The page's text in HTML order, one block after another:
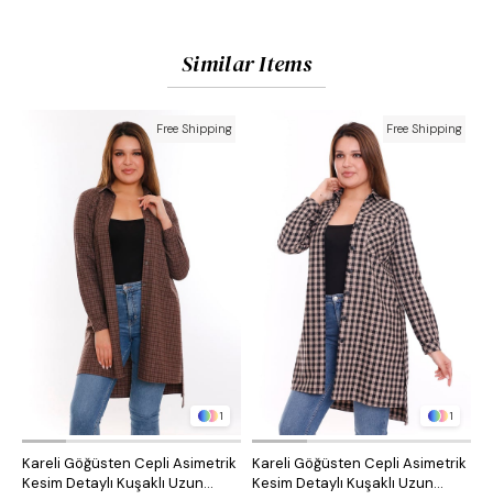
Similar Items
1
Kareli Göğüsten Cepli Asimetrik
Kesim Detaylı Kuşaklı Uzun
Free Shipping
1
Kareli Göğüsten Cepli Asimetrik
Kesim Detaylı Kuşaklı Uzun
Free Shipping